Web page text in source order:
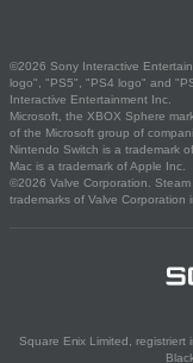
©2026 Sony Interactive
logo", "PS5", "PS4 logo" and
Interactive Entertainment Inc.
Microsoft, the XBOX Sphere
of the Microsoft group of
Nintendo Switch is a trademark
Mac is a trademark of Apple Inc.
©2026 Valve Corporation.
trademarks of Valve Corporation
Square Enix Limited,